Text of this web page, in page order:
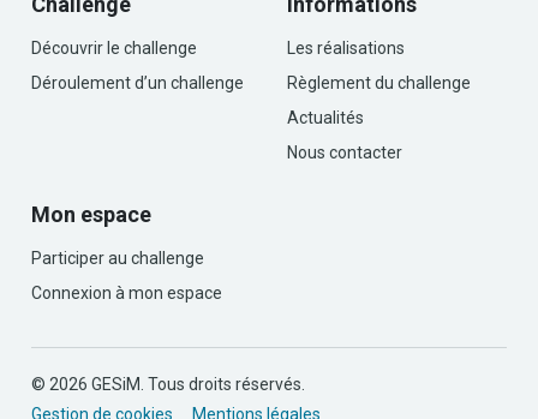
Découvrir le challenge
Déroulement d’un challenge
Les réalisations
Règlement du challenge
Actualités
Nous contacter
Mon espace
Participer au challenge
Connexion à mon espace
© 2026 GESiM. Tous droits réservés.
Gestion de cookies
Mentions légales